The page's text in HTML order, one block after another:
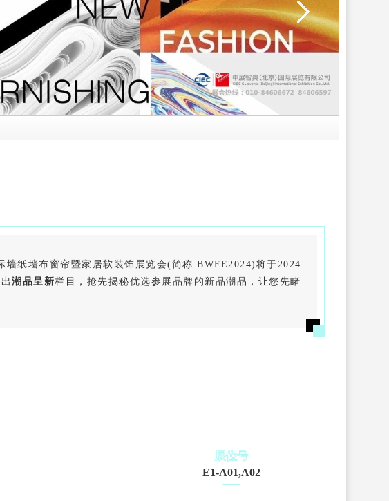
纸墙布窗帘暨家居软装饰展览会(简称:BWFE2024)将于2024
潮品呈新栏目，抢先揭秘优选参展品牌的新品潮品，让您先睹
展位号
E1-A01,A02